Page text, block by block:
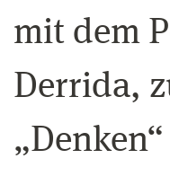
mit dem
Derrida,